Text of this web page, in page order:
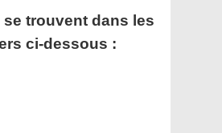
trouvent dans les
ci-dessous :